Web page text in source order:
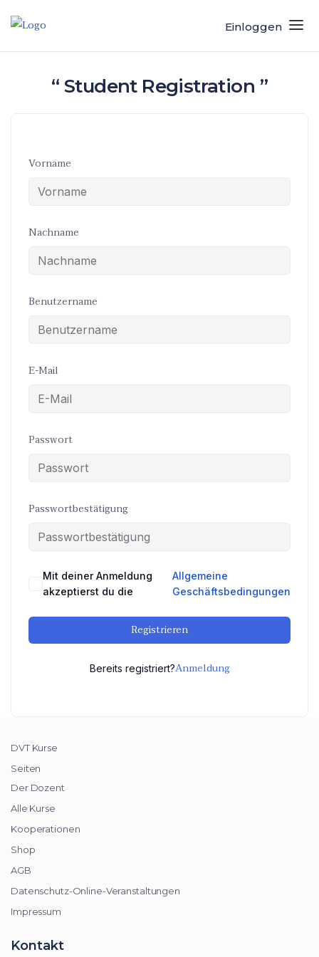
Einloggen
“ Student Registration ”
Vorname
Nachname
Benutzername
E-Mail
Passwort
Passwortbestätigung
Mit deiner Anmeldung
akzeptierst du die
Allgemeine
Geschäftsbedingungen
Registrieren
Bereits registriert?Anmeldung
DVT Kurse
Seiten
Der Dozent
Alle Kurse
Kooperationen
Shop
AGB
Datenschutz-Online-Veranstaltungen
Impressum
Kontakt